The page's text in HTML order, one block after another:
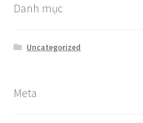
Danh mục
Uncategorized
Meta